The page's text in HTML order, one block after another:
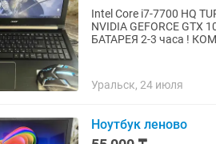
Intel Core i7-7700 HQ
NVIDIA GEFORCE
БАТАРЕЯ 2-3 часа !
Уральск, 24 июля
Ноутбук леново